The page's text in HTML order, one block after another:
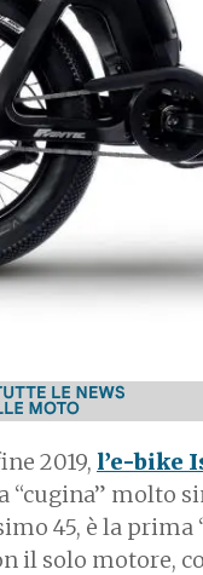
2019, l’e-bike
“cugina” molto
45, è la
il solo motore,